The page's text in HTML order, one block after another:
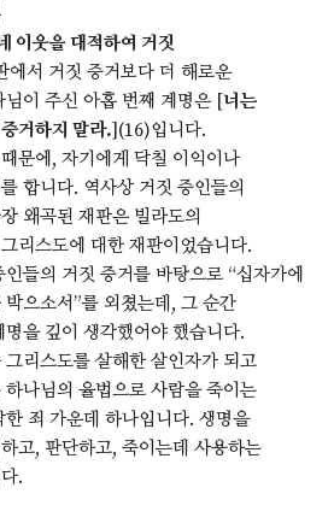
이웃을 대적하여 거짓
에서 거짓 증거보다 더 해로운
이 주신 아홉 번째 계명은 [너는
거하지 말라.](16)입니다.
문에, 자기에게 닥칠 이익이나
합니다. 역사상 거짓 증인들의
왜곡된 재판은 빌라도의
리스도에 대한 재판이었습니다.
들의 거짓 증거를 바탕으로 “십자가에
으소서”를 외쳤는데, 그 순간
을 깊이 생각했어야 했습니다.
리스도를 살해한 살인자가 되고
나님의 율법으로 사람을 죽이는
죄 가운데 하나입니다. 생명을
고, 판단하고, 죽이는데 사용하는
.